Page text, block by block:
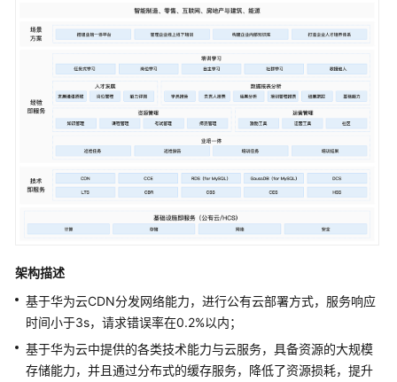
录
软
育
云
人
才
培
解
决
架构描述
基于华为云CDN分发网络能力，进行公有云部署方式，服务响应
时间小于3s，请求错误率在0.2%以内；
基于华为云中提供的各类技术能力与云服务，具备资源的大规模
存储能力，并且通过分布式的缓存服务，降低了资源损耗，提升